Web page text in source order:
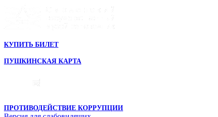
КУПИТЬ БИЛЕТ
ПУШКИНСКАЯ КАРТА
ПРОТИВОДЕЙСТВИЕ КОРРУПЦИИ